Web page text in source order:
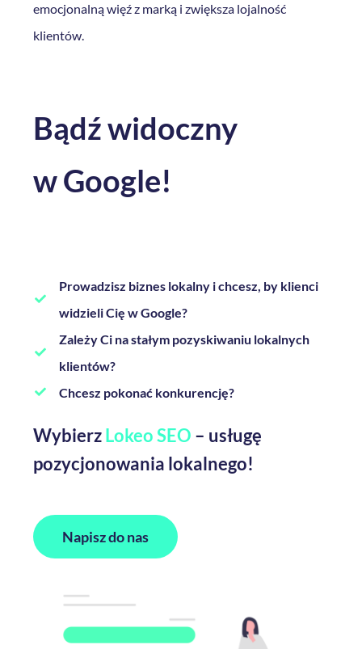
emocjonalną więź z marką i zwiększa lojalność
klientów.
Bądźwidoczny
w Google!
Prowadzisz biznes lokalny i chcesz, by klienci
widzieli Cię w Google?
Zależy Ci na stałym pozyskiwaniu lokalnych
klientów?
Chcesz pokonać konkurencję?
WybierzLokeo SEO – usługę
pozycjonowania lokalnego!
Napisz do nas